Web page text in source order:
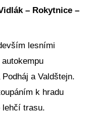
– Rokytnice –
lesními
a Valdštejn.
k hradu
lehčí trasu.